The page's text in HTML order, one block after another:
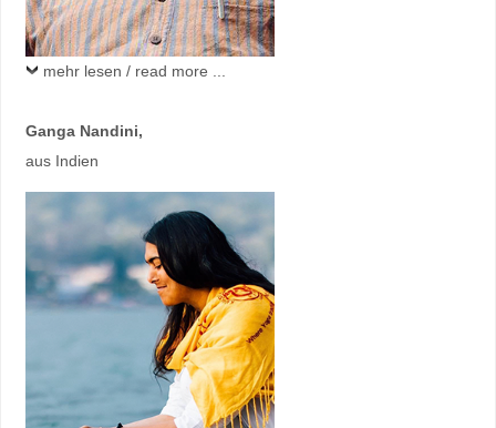
mehr lesen / read more ...
Ganga Nandini,
aus Indien